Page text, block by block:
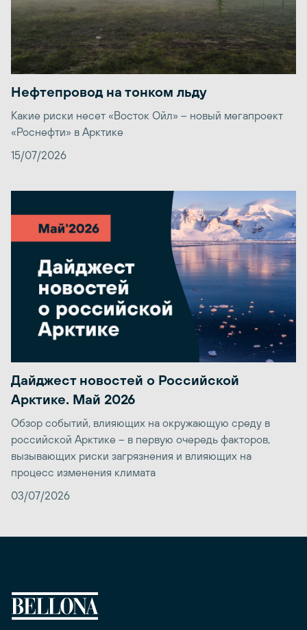
Нефтепровод на тонком льду
Какие риски несет «Восток Ойл» – новый мегапроект
«Роснефти» в Арктике
15/07/2026
Дайджест новостей о Российской
Арктике. Май 2026
Обзор событий, влияющих на окружающую среду в
российской Арктике – в первую очередь факторов,
вызывающих риски загрязнения и влияющих на
процесс изменения климата
03/07/2026